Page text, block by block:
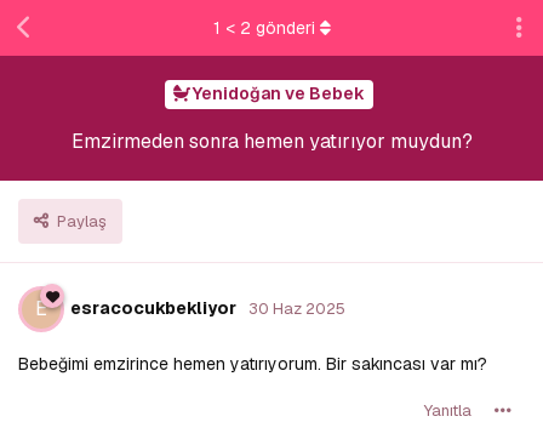
Yenidoğan ve Bebek
Emzirmeden sonra hemen yatırıyor muydun?
Paylaş
1 < 2 gönderi
E esracocukbekliyor 30 Haz 2025
Bebeğimi emzirince hemen yatırıyorum. Bir sakıncası var mı?
Yanıtla